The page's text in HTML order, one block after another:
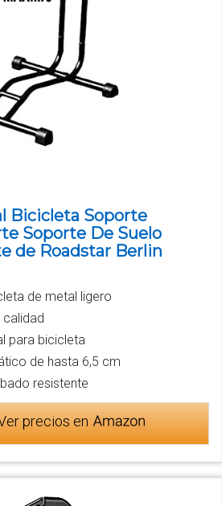
Bicicleta Soporte
Soporte De Suelo
de Roadstar Berlin
de metal ligero
calidad
para bicicleta
de hasta 6,5 cm
resistente
precios en